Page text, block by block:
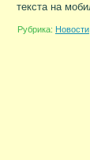
текста на
Рубрика: Новости